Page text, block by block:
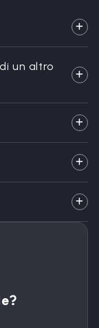
un altro